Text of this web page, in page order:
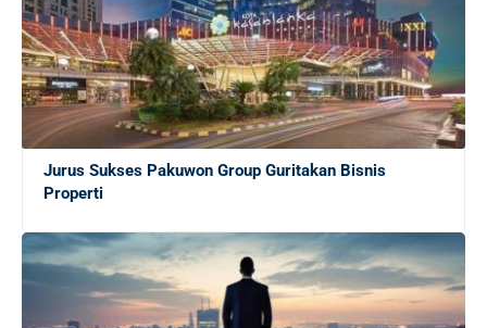
10 Lembaga Sertifikasi IT Paling Terkenal di Dunia dan
Paling Diakui di Indonesia
Menjaga Hubungan Baik dengan Atasan: Kunci Sukses
Karier untuk Pemula
Karier di Perusahaan Multinasional vs Nasional:
Panduan Lengkap Bagi Pemula di Dunia Kerja
Mengapa Karier di Perusahaan Multinasional Lebih
Menjanjikan daripada di Konglomerasi Lokal ?
Jurus Sukses Pakuwon Group Guritakan Bisnis
Properti